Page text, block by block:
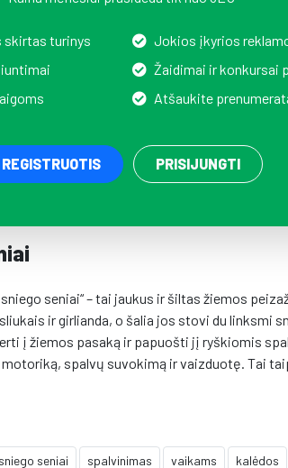
skirtas turinys
Jokios įkyrios
Žaidimai ir konkursai
Atšaukite
REGISTRUOTIS PRISIJUNGTI
seniai“ – tai jaukus ir šiltas žiemos
ir girlianda, o šalia jos stovi du linksmi
į žiemos pasaką ir papuošti jį ryškiomis
spalvų suvokimą ir vaizduotę. Tai
sniego seniai spalvinimas vaikams kalėdos